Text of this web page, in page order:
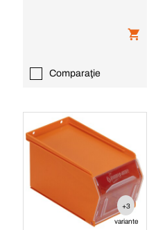
Comparaţie
+3
variante